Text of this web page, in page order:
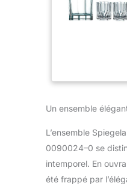
Un ensemble
L’ensemble
0090024–0 se
intemporel. En
été frappé par